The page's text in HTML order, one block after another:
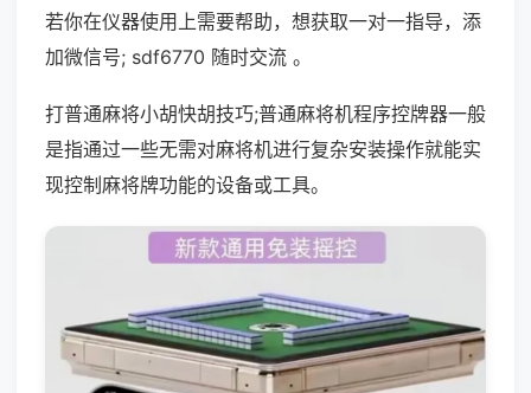
若你在仪器使用上需要帮助，想获取一对一指导，添
加微信号; sdf6770 随时交流 。
打普通麻将小胡快胡技巧;普通麻将机程序控牌器一般
是指通过一些无需对麻将机进行复杂安装操作就能实
现控制麻将牌功能的设备或工具。